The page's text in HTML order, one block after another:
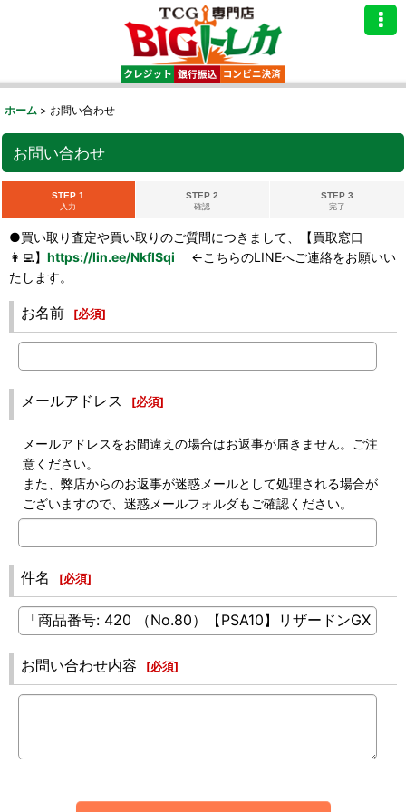
ホーム > お問い合わせ
お問い合わせ
STEP 1
入力
STEP 2
確認
STEP 3
完了
●買い取り査定や買い取りのご質問につきまして、【買取窓口
👩‍💻】 https://lin.ee/NkflSqi ←こちらのLINEへご連絡をお願いい
たします。
お名前 [必須]
メールアドレス [必須]
メールアドレスをお間違えの場合はお返事が届きません。ご注
意ください。
また、弊店からのお返事が迷惑メールとして処理される場合が
ございますので、迷惑メールフォルダもご確認ください。
件名 [必須]
お問い合わせ内容 [必須]